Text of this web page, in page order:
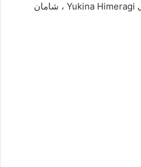
القتل إذا تطلب الوضع) كوجو إلى Yukina Himeragi ، شامان